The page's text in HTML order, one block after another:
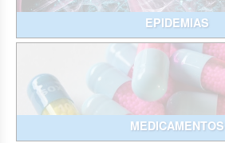
EPIDEMIAS
MEDICAMENTOS